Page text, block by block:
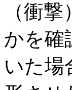
（衝
かを確
いた場